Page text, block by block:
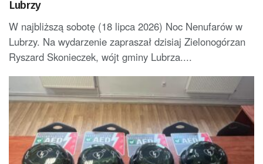
Lubrzy
W najbliższą sobotę (18 lipca 2026) Noc Nenufarów w
Lubrzy. Na wydarzenie zapraszał dzisiaj Zielonogórzan
Ryszard Skonieczek, wójt gminy Lubrza....